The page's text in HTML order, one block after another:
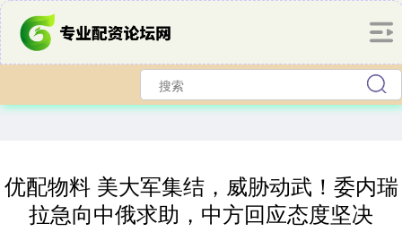
优配物料 美大军集结，威胁动武！委内瑞
拉急向中俄求助，中方回应态度坚决